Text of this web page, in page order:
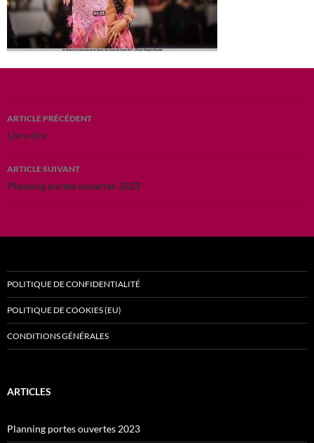
Navigation
des
articles
ARTICLE PRÉCÉDENT
Livre d’or
ARTICLE SUIVANT
Planning portes ouvertes 2023
POLITIQUE DE CONFIDENTIALITÉ
POLITIQUE DE COOKIES (EU)
CONDITIONS GÉNÉRALES
ARTICLES
Planning portes ouvertes 2023